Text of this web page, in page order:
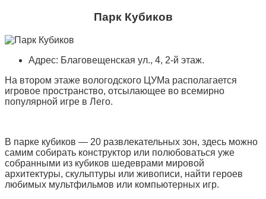
Парк Кубиков
Адрес: Благовещенская ул., 4, 2-й этаж.
На втором этаже вологодского ЦУМа располагается
игровое пространство, отсылающее во всемирно
популярной игре в Лего.
В парке кубиков — 20 развлекательных зон, здесь можно
самим собирать конструктор или полюбоваться уже
собранными из кубиков шедеврами мировой
архитектуры, скульптуры или живописи, найти героев
любимых мультфильмов или компьютерных игр.